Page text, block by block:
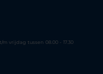
vrijdag tussen 08.00 - 17.30